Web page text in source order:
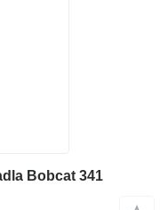
Bobcat 341